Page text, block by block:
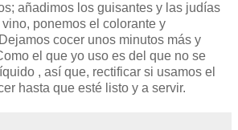
añadimos los guisantes y las judías
ponemos el colorante y
cocer unos minutos más y
el que yo uso es del que no se
, así que, rectificar si usamos el
hasta que esté listo y a servir.